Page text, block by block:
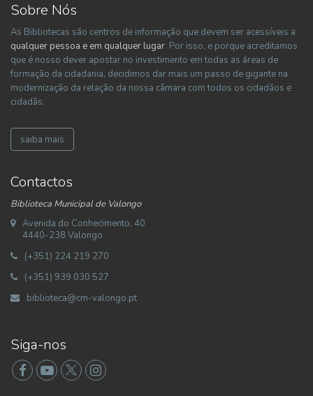
Sobre Nós
As Bibliotecas são centros de informação que devem ser acessíveis a
qualquer pessoa e em qualquer lugar. Por isso, e porque acreditamos
que é nosso dever apostar no investimento em todas as áreas de
formação da cidadania, decidimos dar mais um passo de gigante na
modernização da relação da nossa câmara com todos os cidadãos e
cidadãs.
saiba mais
Contactos
Biblioteca Municipal de Valongo
Avenida do Conhecimento, 40
4440-238 Valongo
(+351) 224 219 270
(+351) 939 030 527
biblioteca@cm-valongo.pt
Siga-nos